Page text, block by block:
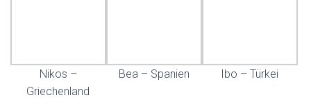
Nikos –
Griechenland
Bea – Spanien Ibo – Türkei